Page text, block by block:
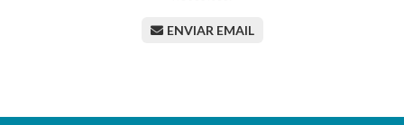
ENVIAR EMAIL